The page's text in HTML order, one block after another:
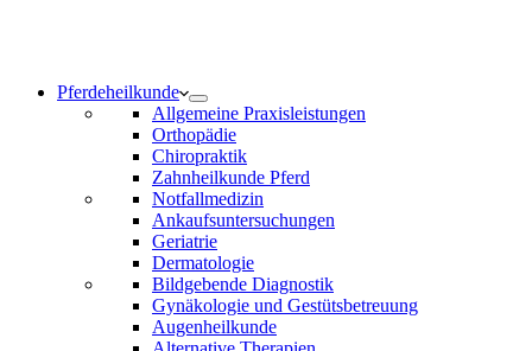
Pferdeheilkunde
Allgemeine Praxisleistungen
Orthopädie
Chiropraktik
Zahnheilkunde Pferd
Notfallmedizin
Ankaufsuntersuchungen
Geriatrie
Dermatologie
Bildgebende Diagnostik
Gynäkologie und Gestütsbetreuung
Augenheilkunde